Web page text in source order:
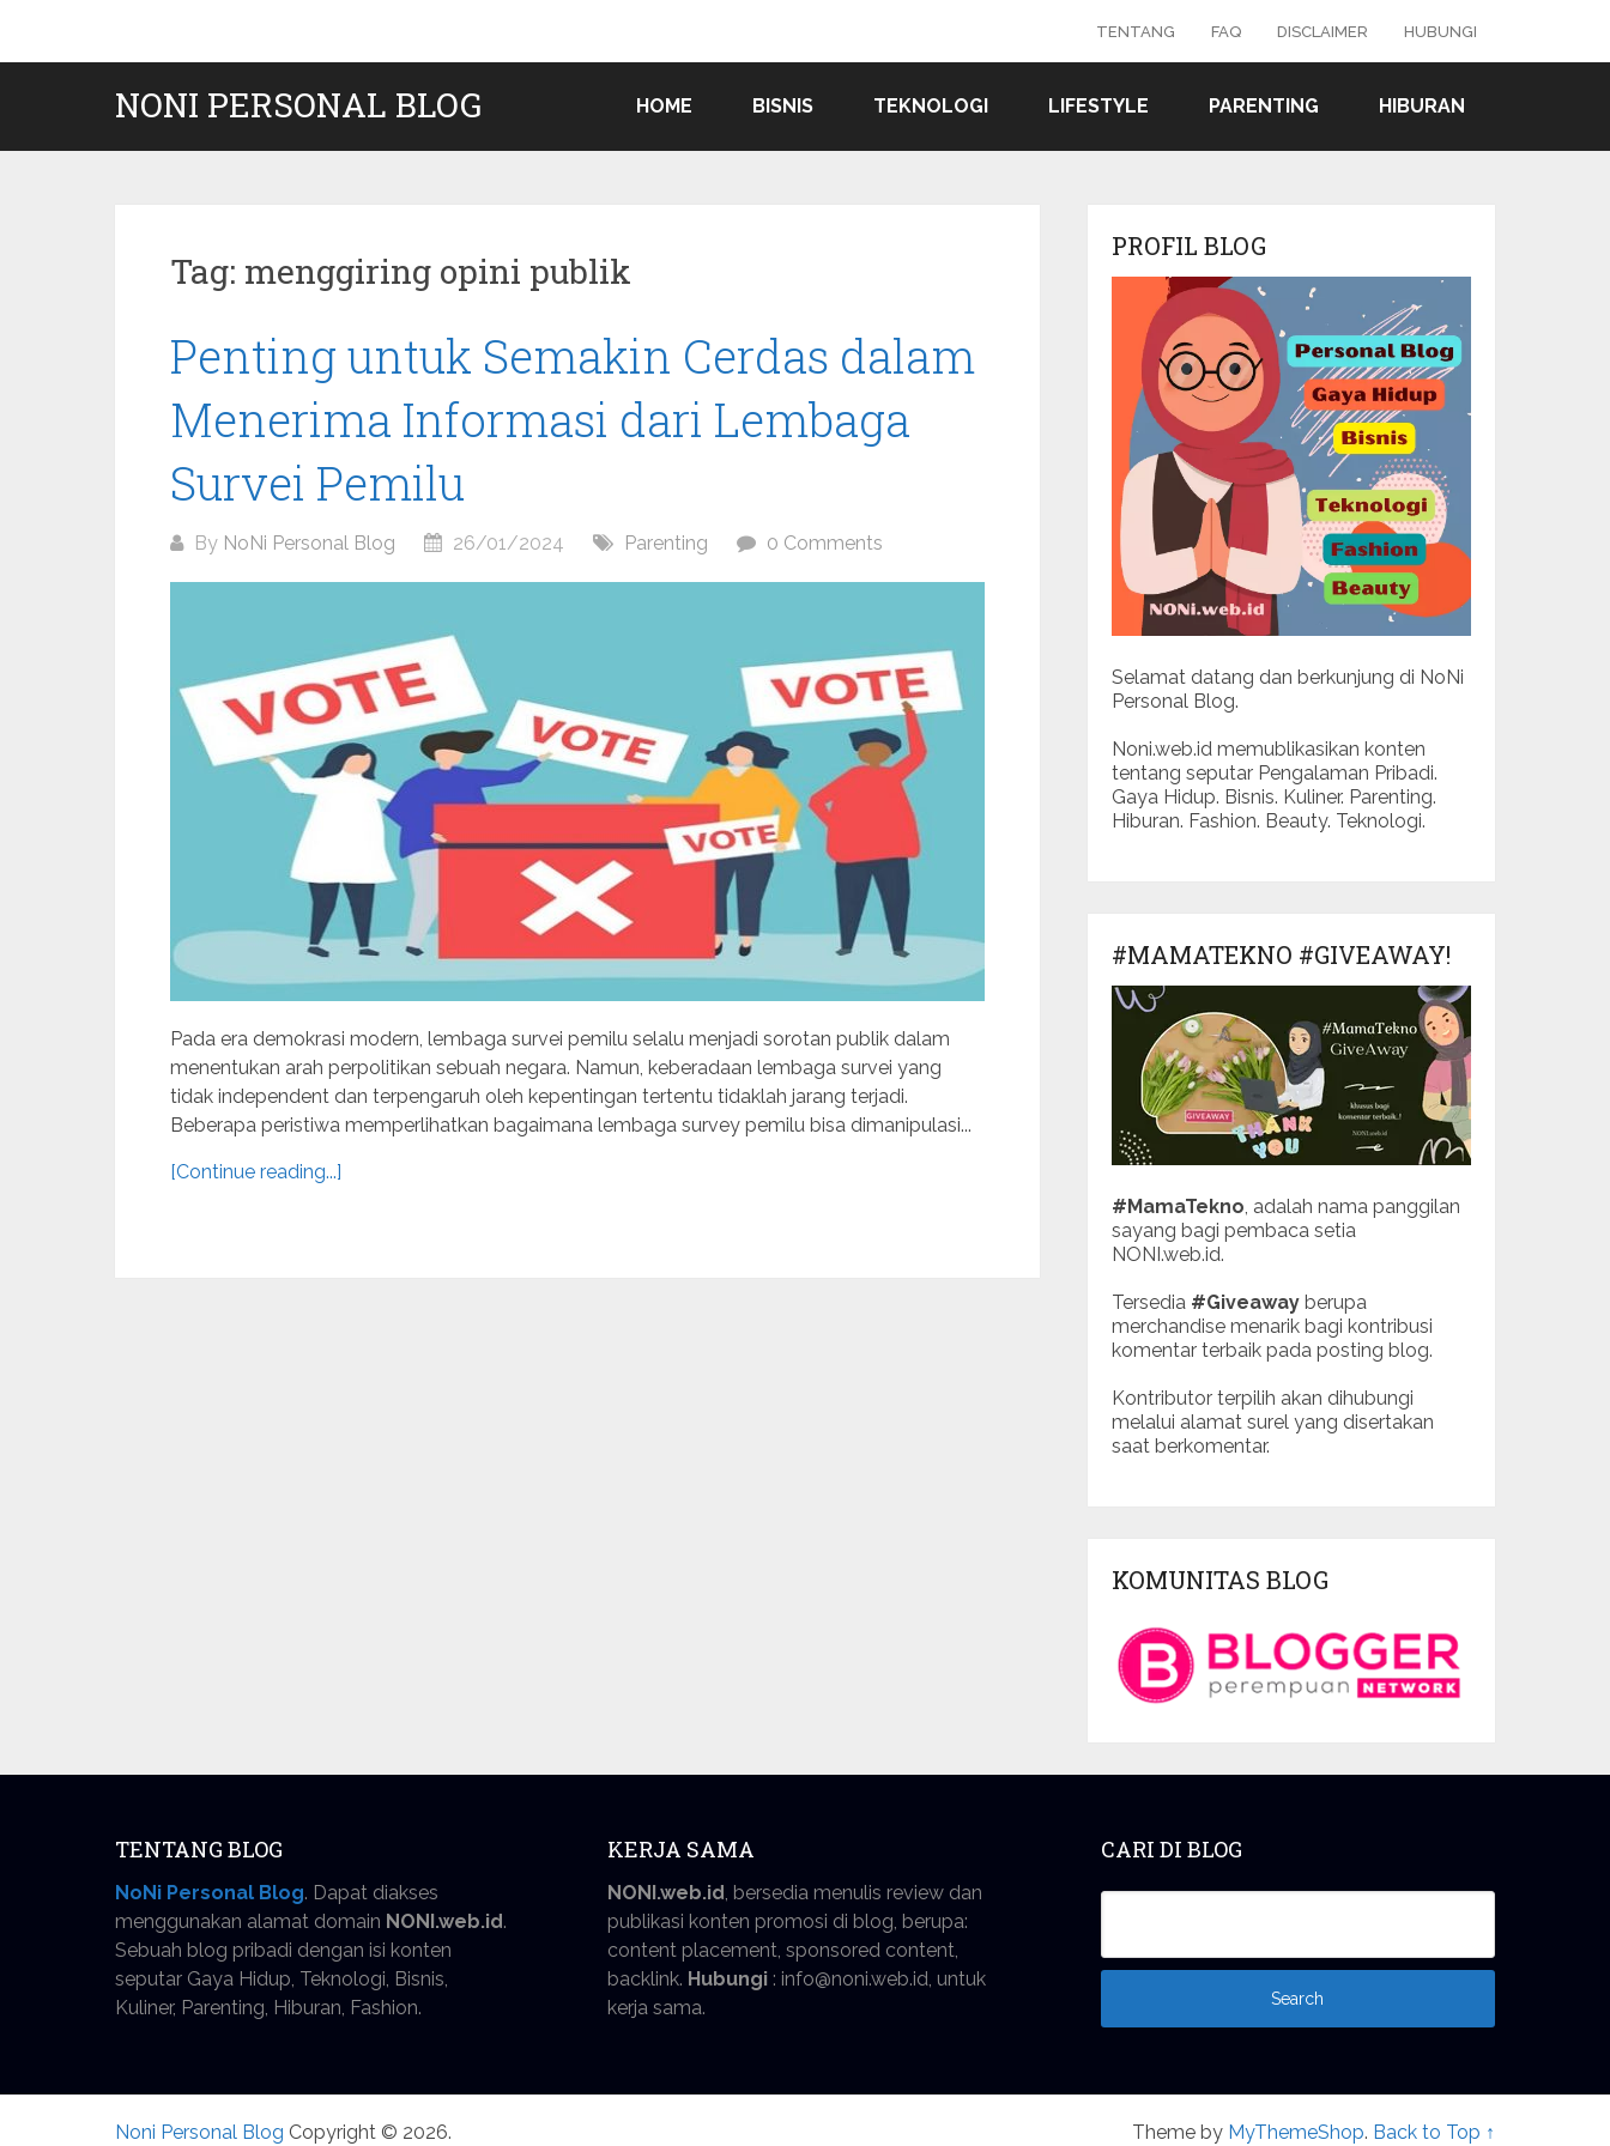
content
TENTANG FAQ DISCLAIMER HUBUNGI
NONI PERSONAL BLOG HOME BISNIS TEKNOLOGI LIFESTYLE PARENTING HIBURAN
Tag: menggiring opini publik
Penting untuk Semakin Cerdas dalam
Menerima Informasi dari Lembaga
Survei Pemilu
By NoNi Personal Blog 26/01/2024 Parenting 0 Comments
Pada era demokrasi modern, lembaga survei pemilu selalu menjadi sorotan publik dalam
menentukan arah perpolitikan sebuah negara. Namun, keberadaan lembaga survei yang
tidak independent dan terpengaruh oleh kepentingan tertentu tidaklah jarang terjadi.
Beberapa peristiwa memperlihatkan bagaimana lembaga survey pemilu bisa dimanipulasi...
[Continue reading...]
PROFIL BLOG
Selamat datang dan berkunjung di NoNi
Personal Blog.
Noni.web.id memublikasikan konten
tentang seputar Pengalaman Pribadi.
Gaya Hidup. Bisnis. Kuliner. Parenting.
Hiburan. Fashion. Beauty. Teknologi.
#MAMATEKNO #GIVEAWAY!
#MamaTekno , adalah nama panggilan
sayang bagi pembaca setia
NONI.web.id.
Tersedia #Giveaway berupa
merchandise menarik bagi kontribusi
komentar terbaik pada posting blog.
Kontributor terpilih akan dihubungi
melalui alamat surel yang disertakan
saat berkomentar.
KOMUNITAS BLOG
TENTANG BLOG
NoNi Personal Blog. Dapat diakses
menggunakan alamat domain NONI.web.id.
Sebuah blog pribadi dengan isi konten
seputar Gaya Hidup, Teknologi, Bisnis,
Kuliner, Parenting, Hiburan, Fashion.
KERJA SAMA
NONI.web.id, bersedia menulis review dan
publikasi konten promosi di blog, berupa:
content placement, sponsored content,
backlink. Hubungi : info@noni.web.id, untuk
kerja sama.
CARI DI BLOG
Noni Personal Blog Copyright © 2026. Theme by MyThemeShop. Back to Top ↑